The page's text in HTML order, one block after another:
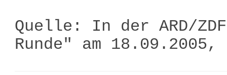
Quelle: In der ARD/
Runde" am